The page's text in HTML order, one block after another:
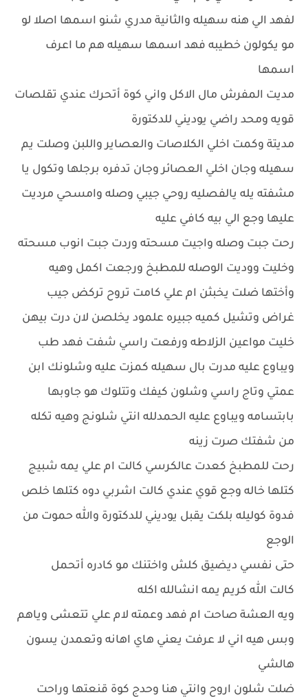
لفهد الي هنه سهيله والثانية مدري شنو اسمها اصلا لو
مو يكولون خطيبه فهد اسمها سهيله هم ما اعرف
اسمها
مديت المفرش مال الاكل واني كوة أتحرك عندي تقلصات
قويه ومحد راضي يوديني للدكتورة
مديتة وكمت اخلي الكلاصات والعصاير واللبن وصلت يم
سهيله وجان اخلي العصائر وجان تدفره برجلها وتكول يا
مشفته يله يالفصليه روحي جيبي وصله وامسحي مرديت
عليها وجع الي بيه كافي عليه
رحت جبت وصله واجيت مسحته وردت جبت انوب مسحته
وخليت ووديت الوصله للمطبخ ورجعت اكمل وهيه
وأختها ضلت يخبثن ام علي كامت تروح تركض جيب
غراض وتشيل كميه جبيره علمود يخلصن لان درت بيهن
خليت مواعين الزلاطه ورفعت راسي شفت فهد طب
ويباوع عليه مدرت بال سهيله كمزت عليه وشلونك ابن
عمتي وتاج راسي وشلون كيفك وتتلوك هو جاوبها
بابتسامه ويباوع عليه الحمدلله انتي شلونج وهيه تكله
من شفتك صرت زينه
رحت للمطبخ كعدت عالكرسي كالت ام علي يمه شبيج
كتلها خاله وجع قوي عندي كالت اشربي دوه كتلها خلص
فدوة كوليله بلكت يقبل يوديني للدكتورة والله حموت من
الوجع
حتى نفسي ديضيق كلش واختنك مو كادره أتحمل
كالت الله كريم يمه انشالله اكله
ويه العشة صاحت ام فهد وعمته لام علي تتعشى وياهم
وبس هيه اني لا عرفت يعني هاي اهانه وتعمدن يسون
هالشي
ضلت شلون اروح وانتي هنا وحدج كوة قنعتها وراحت